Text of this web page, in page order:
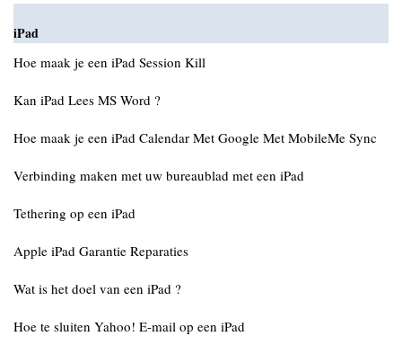
iPad
Hoe maak je een iPad Session Kill
Kan iPad Lees MS Word ?
Hoe maak je een iPad Calendar Met Google Met MobileMe Sync
Verbinding maken met uw bureaublad met een iPad
Tethering op een iPad
Apple iPad Garantie Reparaties
Wat is het doel van een iPad ?
Hoe te sluiten Yahoo! E-mail op een iPad